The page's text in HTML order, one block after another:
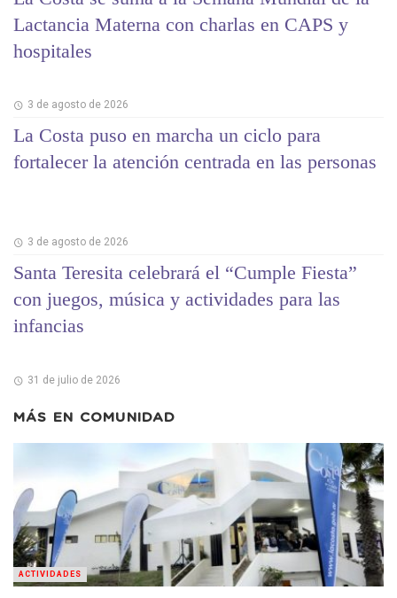
Lactancia Materna con charlas en CAPS y
hospitales
3 de agosto de 2026
La Costa puso en marcha un ciclo para
fortalecer la atención centrada en las personas
3 de agosto de 2026
Santa Teresita celebrará el “Cumple Fiesta”
con juegos, música y actividades para las
infancias
31 de julio de 2026
MÁS EN COMUNIDAD
ACTIVIDADES